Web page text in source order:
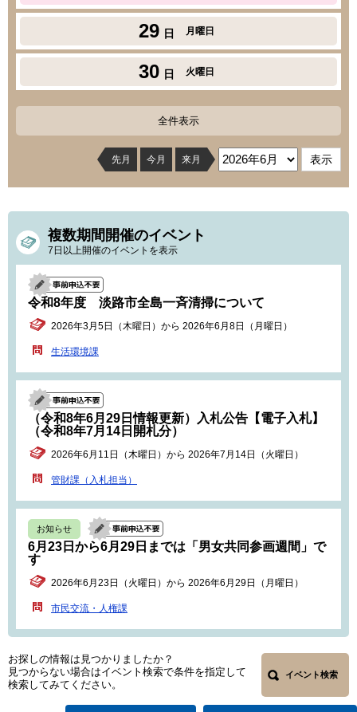
29 日 月曜日
30 日 火曜日
全件表示
先月 今月 来月
複数期間開催のイベント
7日以上開催のイベントを表示
令和8年度 淡路市全島一斉清掃について
2026年3月5日（木曜日）から 2026年6月8日（月曜日）
生活環境課
（令和8年6月29日情報更新）入札公告【電子入札】
（令和8年7月14日開札分）
2026年6月11日（木曜日）から 2026年7月14日（火曜日）
管財課（入札担当）
お知らせ
6月23日から6月29日までは「男女共同参画週間」で
す
2026年6月23日（火曜日）から 2026年6月29日（月曜日）
市民交流・人権課
お探しの情報は見つかりましたか？
見つからない場合はイベント検索で条件を指定して
検索してみてください。
イベント検索